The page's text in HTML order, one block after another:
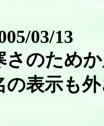
03/13
さのため
の表示も